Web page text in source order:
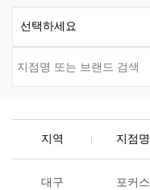
지역 지점명
대구 포커스